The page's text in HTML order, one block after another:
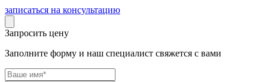
записаться на консультацию
Запросить цену
Заполните форму и наш специалист свяжется с вами